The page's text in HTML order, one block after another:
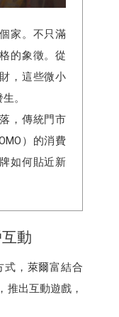
家。不只滿
的象徵。從
，這些微小
。
，傳統門市
）的消費
如何貼近新
動
式，萊爾富結合
推出互動遊戲，